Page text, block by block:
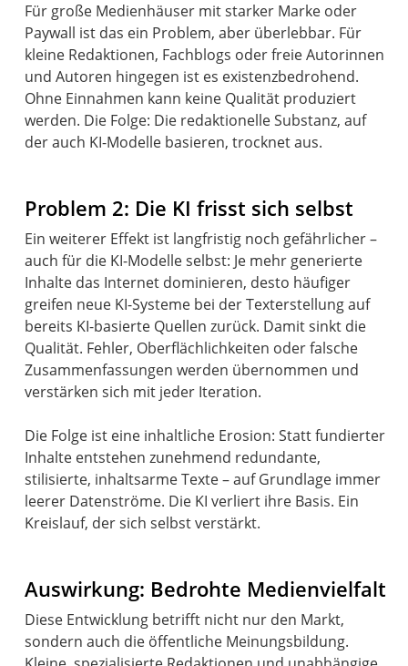
Für große Medienhäuser mit starker Marke oder
Paywall ist das ein Problem, aber überlebbar. Für
kleine Redaktionen, Fachblogs oder freie Autorinnen
und Autoren hingegen ist es existenzbedrohend.
Ohne Einnahmen kann keine Qualität produziert
werden. Die Folge: Die redaktionelle Substanz, auf
der auch KI-Modelle basieren, trocknet aus.
Problem 2: Die KI frisst sich selbst
Ein weiterer Effekt ist langfristig noch gefährlicher –
auch für die KI-Modelle selbst: Je mehr generierte
Inhalte das Internet dominieren, desto häufiger
greifen neue KI-Systeme bei der Texterstellung auf
bereits KI-basierte Quellen zurück. Damit sinkt die
Qualität. Fehler, Oberflächlichkeiten oder falsche
Zusammenfassungen werden übernommen und
verstärken sich mit jeder Iteration.
Die Folge ist eine inhaltliche Erosion: Statt fundierter
Inhalte entstehen zunehmend redundante,
stilisierte, inhaltsarme Texte – auf Grundlage immer
leerer Datenströme. Die KI verliert ihre Basis. Ein
Kreislauf, der sich selbst verstärkt.
Auswirkung: Bedrohte Medienvielfalt
Diese Entwicklung betrifft nicht nur den Markt,
sondern auch die öffentliche Meinungsbildung.